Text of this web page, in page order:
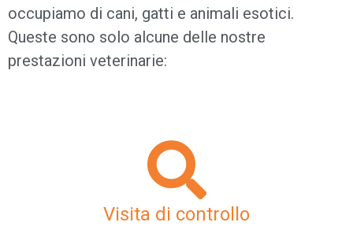
occupiamo di cani, gatti e animali esotici.
Queste sono solo alcune delle nostre
prestazioni veterinarie:
Visita di controllo